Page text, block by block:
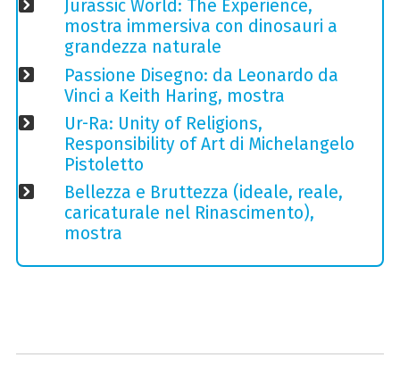
Jurassic World: The Experience,
mostra immersiva con dinosauri a
grandezza naturale
Passione Disegno: da Leonardo da
Vinci a Keith Haring, mostra
Ur-Ra: Unity of Religions,
Responsibility of Art di Michelangelo
Pistoletto
Bellezza e Bruttezza (ideale, reale,
caricaturale nel Rinascimento),
mostra